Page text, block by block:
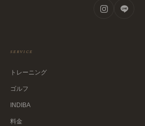
SERVICE
トレーニング
ゴルフ
INDIBA
料金